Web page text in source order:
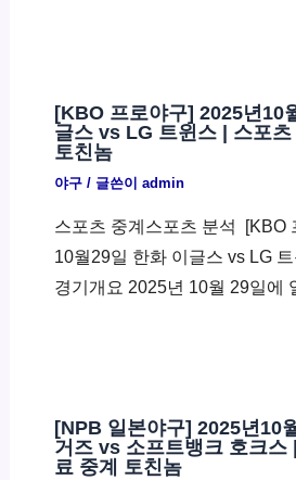
[KBO 프로야구] 2025년10
글스 vs LG 트윈스 | 스포츠
토친놈
야구/ 글쓴이 admin
스포츠 중계스포츠 분석 ​ [KBO
10월29일 한화 이글스 vs LG
경기개요 2025년 10월 29일에
[NPB 일본야구] 2025년10
거즈 vs 소프트뱅크 호크스
료 중계 토친놈